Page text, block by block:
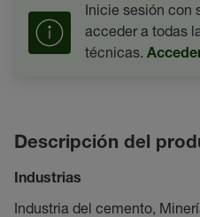
Inicie sesión con
acceder a todas
técnicas.
Descripción del
Industrias
Industria del cemento,